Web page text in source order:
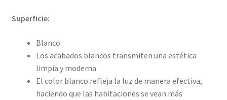
Superficie:
Blanco
Los acabados blancos transmiten una estética
limpia y moderna
El color blanco refleja la luz de manera efectiva,
haciendo que las habitaciones se vean más